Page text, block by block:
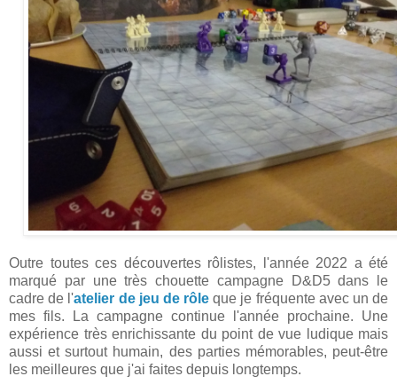
Outre toutes ces découvertes rôlistes, l'année 2022 a été
marqué par une très chouette campagne D&D5 dans le
cadre de l'atelier de jeu de rôle que je fréquente avec un de
mes fils. La campagne continue l'année prochaine. Une
expérience très enrichissante du point de vue ludique mais
aussi et surtout humain, des parties mémorables, peut-être
les meilleures que j'ai faites depuis longtemps.